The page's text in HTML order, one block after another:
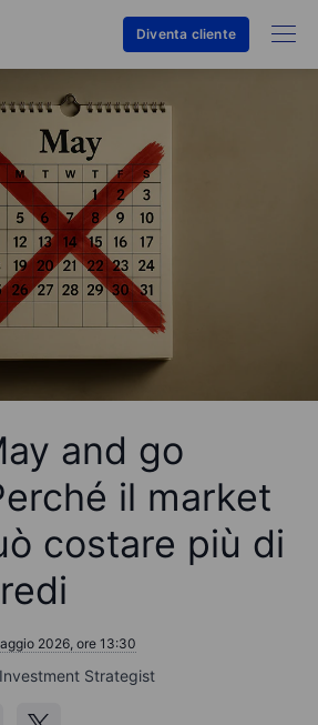
Diventa cliente
and go
il market
costare più di
2026, ore 13:30
Investment Strategist